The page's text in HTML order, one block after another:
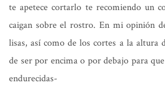
te apetece cortarlo te recomiendo un
caigan sobre el rostro. En mi opinión
lisas, así como de los cortes a la altura
de ser por encima o por debajo para
endurecidas-